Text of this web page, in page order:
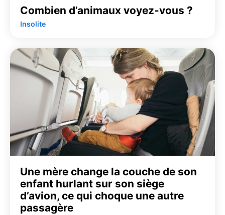
Combien d’animaux voyez-vous ?
Insolite
Une mère change la couche de son
enfant hurlant sur son siège
d’avion, ce qui choque une autre
passagère